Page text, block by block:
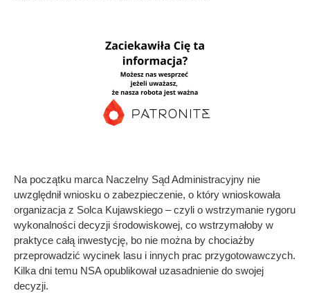
Na początku marca Naczelny Sąd Administracyjny nie
uwzględnił wniosku o zabezpieczenie, o który wnioskowała
organizacja z Solca Kujawskiego – czyli o wstrzymanie rygoru
wykonalności decyzji środowiskowej, co wstrzymałoby w
praktyce całą inwestycję, bo nie można by chociażby
przeprowadzić wycinek lasu i innych prac przygotowawczych.
Kilka dni temu NSA opublikował uzasadnienie do swojej
decyzji.